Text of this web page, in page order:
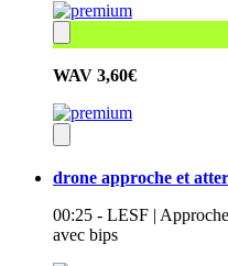
WAV 3,60€
drone approche et
00:25 - LESF |
avec bips